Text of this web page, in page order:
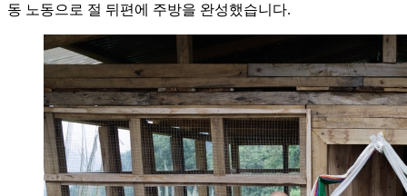
동 노동으로 절 뒤편에 주방을 완성했습니다.